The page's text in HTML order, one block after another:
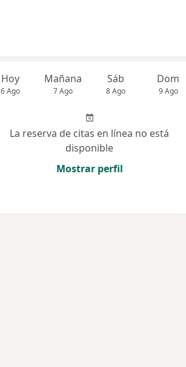
Hoy
6 Ago
Mañana
7 Ago
Sáb
8 Ago
Dom
9 Ago
La reserva de citas en línea no está
disponible
Mostrar perfil